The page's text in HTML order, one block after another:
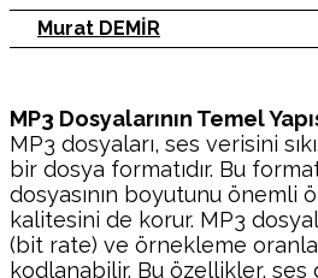
Murat DEMİR
MP3 Dosyalarının Temel
MP3 dosyaları, ses verisini
bir dosya formatıdır. Bu
dosyasının boyutunu önemli
kalitesini de korur. MP3
(bit rate) ve örnekleme
kodlanabilir. Bu özellikler, ses